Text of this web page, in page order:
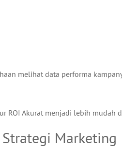
melihat data performa
ROI Akurat menjadi lebih mudah
Marketing